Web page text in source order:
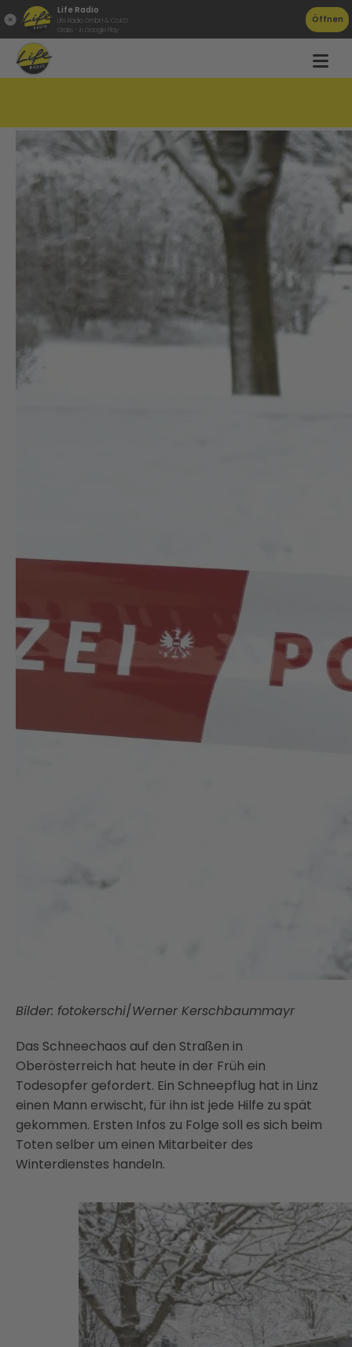
Life Radio
Life Radio GmbH & Co.KG
Gratis - in Google Play
Öffnen
Bilder: fotokerschi/Werner Kerschbaummayr
Das Schneechaos auf den Straßen in
Oberösterreich hat heute in der Früh ein
Todesopfer gefordert. Ein Schneepflug hat in Linz
einen Mann erwischt, für ihn ist jede Hilfe zu spät
gekommen. Ersten Infos zu Folge soll es sich beim
Toten selber um einen Mitarbeiter des
Winterdienstes handeln.